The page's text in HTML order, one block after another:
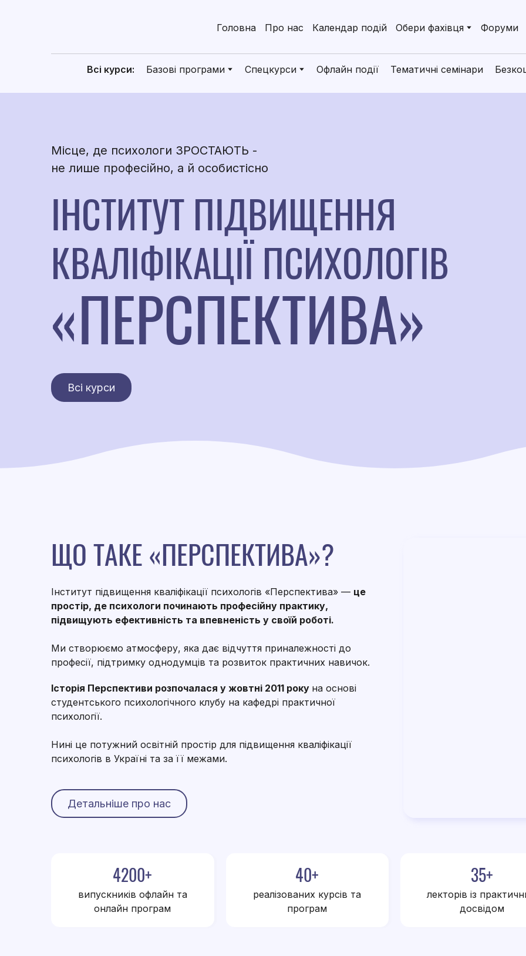
Головна Про нас Календар подій Обери фахівця Форуми
Всі курси: Базові програми Спецкурси Офлайн події Тематичні семінари
ІНСТИТУТ ПІДВИЩЕННЯ
КВАЛІФІКАЦІЇ ПСИХОЛОГІВ
Місце, де психологи ЗРОСТАЮТЬ -
не лише професійно, а й особистісно
«ПЕРСПЕКТИВА»
Всі курси
ЩО ТАКЕ «ПЕРСПЕКТИВА»?
Інститут підвищення кваліфікації психологів «Перспектива» — це
простір, де психологи починають професійну практику,
підвищують ефективність та впевненість у своїй роботі.
Ми створюємо атмосферу, яка дає відчуття приналежності до
професії, підтримку однодумців та розвиток практичних навичок.
Історія Перспективи розпочалася у жовтні 2011 року на основі
студентського психологічного клубу на кафедрі практичної
психології.
Нині це потужний освітній простір для підвищення кваліфікації
психологів в Україні та за її межами.
Детальніше про нас
4200+
випускників офлайн та
онлайн програм
40+
реалізованих курсів та
програм
35+
лекторів із
досвідом